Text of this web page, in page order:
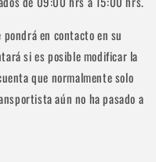
en contacto en su
si es posible modificar la
que normalmente solo
aún no ha pasado a